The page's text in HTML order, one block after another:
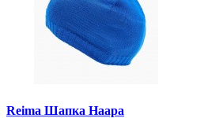
Reima Шапка Haapa